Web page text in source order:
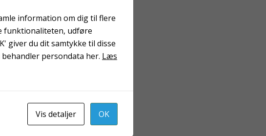
information om dig til flere
funktionaliteten, udføre
giver du dit samtykke til disse
persondata her. Læs
Vis detaljer OK